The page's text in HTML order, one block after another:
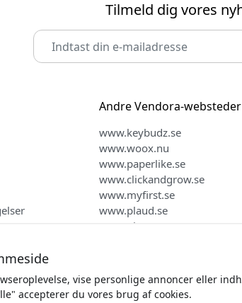
Tilmeld dig vores
Andre Vendora-websteder
www.keybudz.se
www.woox.nu
www.paperlike.se
www.clickandgrow.se
www.myfirst.se
www.plaud.se
www.pipetto.se
Ophavsret © 2026 Vendora Nordic - Officiel
vise personlige annoncer eller
accepterer du vores brug af cookies.